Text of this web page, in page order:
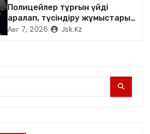
Полицейлер тұрғын үйді
аралап, түсіндіру жұмыстарын
жүргізді
Авг 7, 2026 Jsk.kz